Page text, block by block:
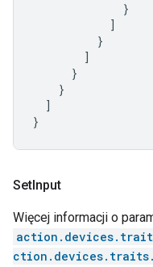
}
]
}
]
}
}
]
}
SetInput
Więcej informacji o